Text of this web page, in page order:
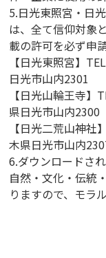
5.日光東照宮・日
は、全て信仰対象
載の許可を必ず申
【日光東照宮】
日光市山内2301
【日光山輪王寺
県日光市山内2300
【日光二荒山神
木県日光市山内
6.ダウンロードさ
自然・文化・伝統
りますので、モラ